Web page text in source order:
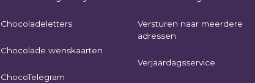
Chocoladeletters
Chocolade wenskaarten
ChocoTelegram
Versturen naar meerdere
adressen
Verjaardagsservice